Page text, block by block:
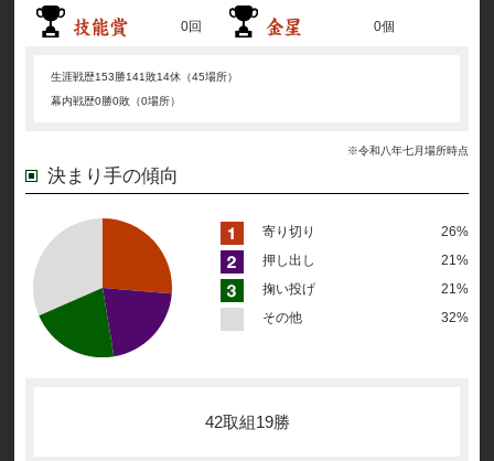
0回 0個
生涯戦歴153勝141敗14休（45場所）
幕内戦歴0勝0敗（0場所）
※令和八年七月場所時点
決まり手の傾向
寄り切り
26%
押し出し
21%
掬い投げ
21%
その他
32%
42取組19勝